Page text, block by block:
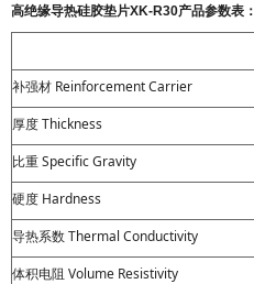
高绝缘导热硅胶垫片XK-R30产品参数表：
补强材 Reinforcement Carrier
厚度Thickness
比重 Specific Gravity
硬度 Hardness
导热系数 Thermal Conductivity
体积电阻 Volume Resistivity